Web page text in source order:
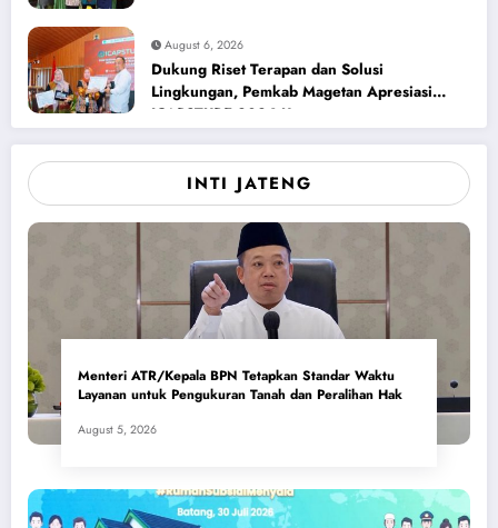
August 6, 2026
Dukung Riset Terapan dan Solusi
Lingkungan, Pemkab Magetan Apresiasi
ICAPSTURE 2026 Unesa
INTI JATENG
Menteri ATR/Kepala BPN Tetapkan Standar Waktu
Layanan untuk Pengukuran Tanah dan Peralihan Hak
August 5, 2026